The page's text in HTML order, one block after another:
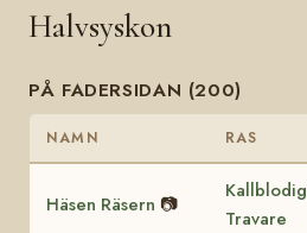
Halvsyskon
PÅ FADERSIDAN (200)
NAMN RAS
Häsen Räsern 📷
Kallblodig
Travare